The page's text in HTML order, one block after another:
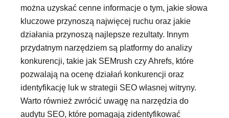
można uzyskać cenne informacje o tym, jakie słowa
kluczowe przynoszą najwięcej ruchu oraz jakie
działania przynoszą najlepsze rezultaty. Innym
przydatnym narzędziem są platformy do analizy
konkurencji, takie jak SEMrush czy Ahrefs, które
pozwalają na ocenę działań konkurencji oraz
identyfikację luk w strategii SEO własnej witryny.
Warto również zwrócić uwagę na narzędzia do
audytu SEO, które pomagają zidentyfikować